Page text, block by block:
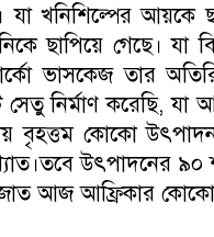
আয়কে
ছাপিয়ে গেছে।
ভাসকেজ তার
করেছি, যা
বৃহত্তম কোকো
উৎপাদনের ৯০
আজ আফ্রিকার কোকো